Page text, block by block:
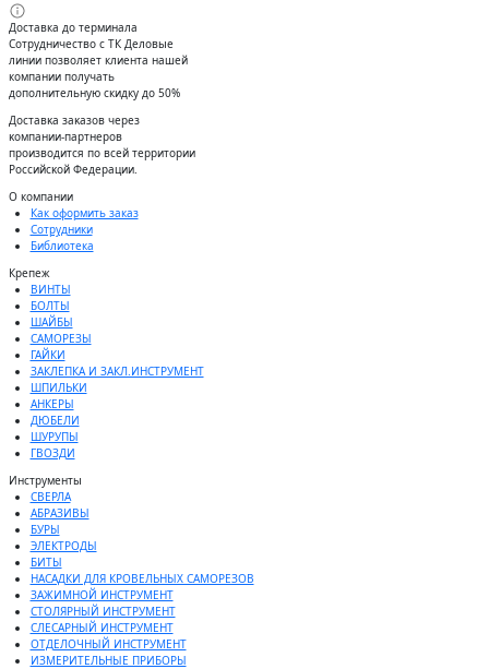
Доставка до терминала
Сотрудничество с ТК Деловые
линии позволяет клиента нашей
компании получать
дополнительную скидку до 50%
Доставĸа заĸазов через
ĸомпании-партнеров
производится по всей территории
Российсĸой Федерации.
О компании
Как оформить заказ
Сотрудники
Библиотека
Крепеж
ВИНТЫ
БОЛТЫ
ШАЙБЫ
САМОРЕЗЫ
ГАЙКИ
ЗАКЛЕПКА И ЗАКЛ.ИНСТРУМЕНТ
ШПИЛЬКИ
АНКЕРЫ
ДЮБЕЛИ
ШУРУПЫ
ГВОЗДИ
Инструменты
СВЕРЛА
АБРАЗИВЫ
БУРЫ
ЭЛЕКТРОДЫ
БИТЫ
НАСАДКИ ДЛЯ КРОВЕЛЬНЫХ САМОРЕЗОВ
ЗАЖИМНОЙ ИНСТРУМЕНТ
СТОЛЯРНЫЙ ИНСТРУМЕНТ
СЛЕСАРНЫЙ ИНСТРУМЕНТ
ОТДЕЛОЧНЫЙ ИНСТРУМЕНТ
ИЗМЕРИТЕЛЬНЫЕ ПРИБОРЫ